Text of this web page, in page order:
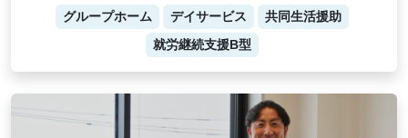
グループホーム デイサービス
共同生活援助
就労継続支援B型